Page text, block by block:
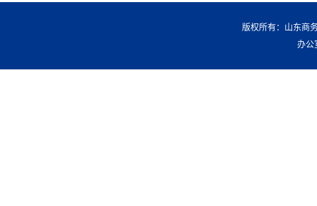
版权所有：山东商
办公